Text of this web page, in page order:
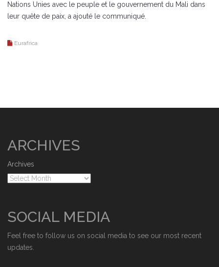
Nations Unies avec le peuple et le gouvernement du Mali dans
leur quête de paix, a ajouté le communiqué.
Eurafrica
ARCHIVES
Archives
SOCIAL MEDIA
Feel free to follow us on social media to see our most recent
updates.